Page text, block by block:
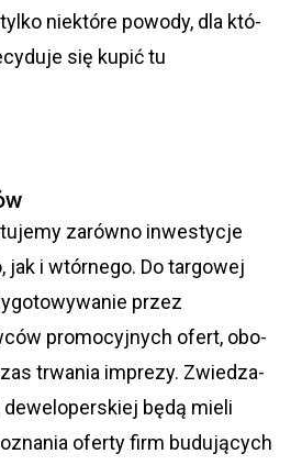
nie­które powody, dla któ­
się kupić tu
zarówno inwe­sty­cje
jak i wtór­nego. Do targowej
przez
pro­mo­cyjnych ofert, obo­
trwa­nia imprezy. Zwie­dza­
będą mieli
oferty firm budujących